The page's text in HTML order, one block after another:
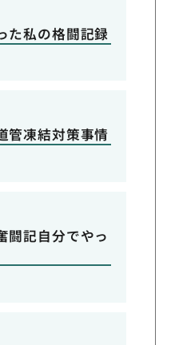
た私の格闘記録
管凍結対策事情
闘記自分でやっ